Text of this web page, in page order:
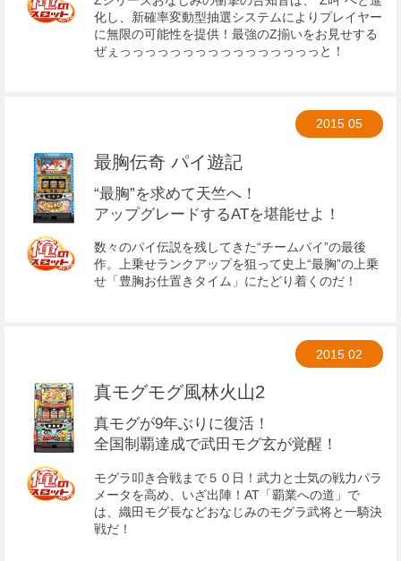
化し、新確率変動型抽選システムによりプレイヤー
に無限の可能性を提供！最強のZ揃いをお見せする
ぜぇっっっっっっっっっっっっっっっっと！
最胸伝奇 パイ遊記
“最胸”を求めて天竺へ！
アップグレードするATを堪能せよ！
2015 05
数々のパ­イ伝説を残してきた“チームパイ”の最後
作。上乗せランクアップを狙って史上“最胸”の上乗
せ「豊胸お仕置きタイ­ム」にたどり着くのだ！
真モグモグ風林火山2
真モグが9年ぶりに復活！
全国制覇達成で武田モグ玄が覚醒！
2015 02
モグラ叩き合戦まで５０日！武力と士気の戦力パラ
メータを高め、いざ出陣！AT「覇業への道」で
は、織田モグ長などおなじみのモグラ武将と一騎決
戦だ！